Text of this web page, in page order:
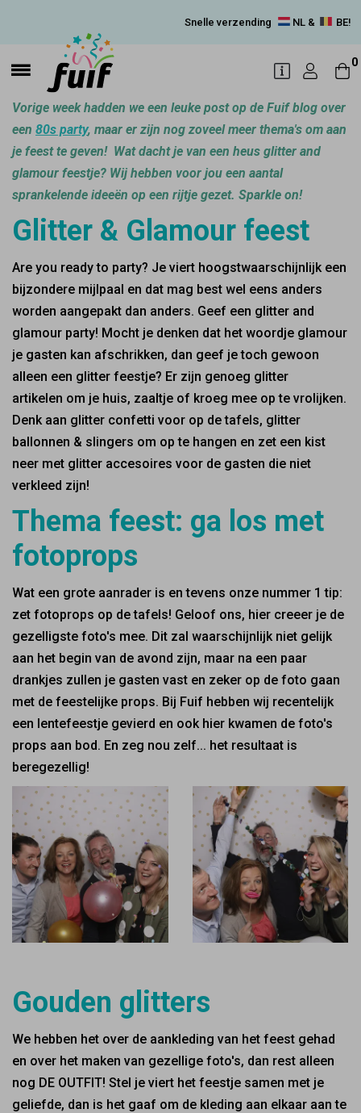
Snelle verzending NL & BE!
0
Vorige week hadden we een leuke post op de Fuif blog over
een 80s party, maar er zijn nog zoveel meer thema's om aan
je feest te geven! Wat dacht je van een heus glitter and
glamour feestje? Wij hebben voor jou een aantal
sprankelende ideeën op een rijtje gezet. Sparkle on!
Glitter & Glamour feest
Are you ready to party? Je viert hoogstwaarschijnlijk een
bijzondere mijlpaal en dat mag best wel eens anders
worden aangepakt dan anders. Geef een glitter and
glamour party! Mocht je denken dat het woordje glamour
je gasten kan afschrikken, dan geef je toch gewoon
alleen een glitter feestje? Er zijn genoeg glitter
artikelen om je huis, zaaltje of kroeg mee op te vrolijken.
Denk aan glitter confetti voor op de tafels, glitter
ballonnen & slingers om op te hangen en zet een kist
neer met glitter accesoires voor de gasten die niet
verkleed zijn!
Thema feest: ga los met
fotoprops
Wat een grote aanrader is en tevens onze nummer 1 tip:
zet fotoprops op de tafels! Geloof ons, hier creeer je de
gezelligste foto's mee. Dit zal waarschijnlijk niet gelijk
aan het begin van de avond zijn, maar na een paar
drankjes zullen je gasten vast en zeker op de foto gaan
met de feestelijke props. Bij Fuif hebben wij recentelijk
een lentefeestje gevierd en ook hier kwamen de foto's
props aan bod. En zeg nou zelf... het resultaat is
beregezellig!
Gouden glitters
We hebben het over de aankleding van het feest gehad
en over het maken van gezellige foto's, dan rest alleen
nog DE OUTFIT! Stel je viert het feestje samen met je
geliefde, dan is het gaaf om de kleding aan elkaar aan te